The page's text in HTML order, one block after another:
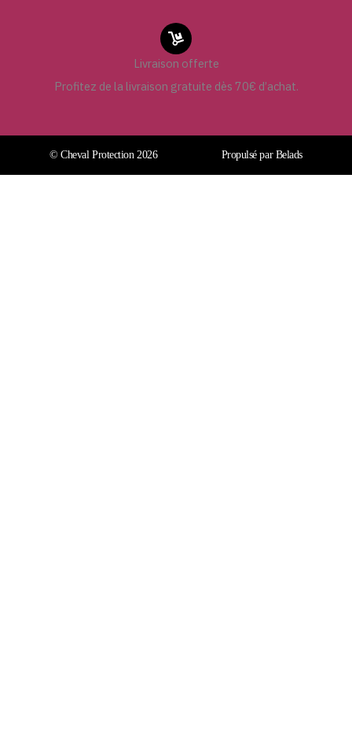
Livraison offerte
Profitez de la livraison gratuite dès 70€ d’achat.
© Cheval Protection 2026 Propulsé par Belads